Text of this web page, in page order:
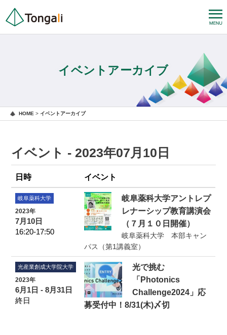
イベントアーカイブ
HOME > イベントアーカイブ
イベント - 2023年07月10日
日時 イベント
岐阜薬科大学
2023年
7月10日
16:20-17:50
岐阜薬科大学アントレプ
レナーシップ教育講演会
（７月１０日開催）
岐阜薬科大学 本部キャン
パス（第1講義室）
光産業創成大学院大学
2023年
6月1日 - 8月31日
終日
光で挑む
「Photonics
Challenge2024」応
募受付中！8/31(木)〆切